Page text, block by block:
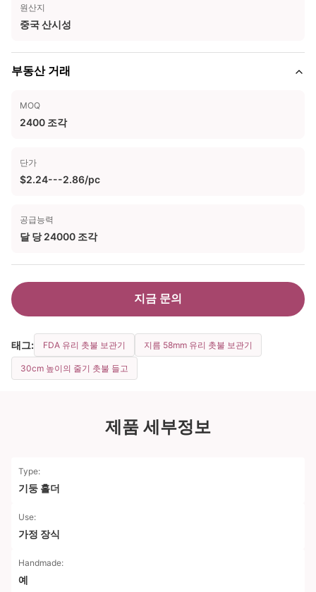
원산지
중국 산시성
부동산 거래
MOQ
2400 조각
단가
$2.24---2.86/pc
공급능력
달 당 24000 조각
지금 문의
태그: FDA 유리 촛불 보관기 지름 58mm 유리 촛불 보관기
30cm 높이의 줄기 촛불 들고
제품 세부정보
Type:
기둥 홀더
Use:
가정 장식
Handmade:
예